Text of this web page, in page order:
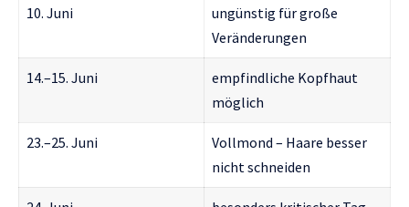
10. Juni
ungünstig für große
Veränderungen
14.–15. Juni
empfindliche Kopfhaut
möglich
23.–25. Juni
Vollmond – Haare besser
nicht schneiden